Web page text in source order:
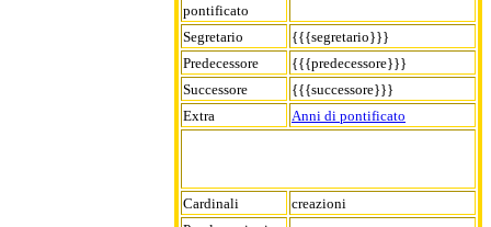
pontificato
Segretario
{{{segretario}}}
Predecessore
{{{predecessore}}}
Successore
{{{successore}}}
Extra
Anni di pontificato
Cardinali
creazioni